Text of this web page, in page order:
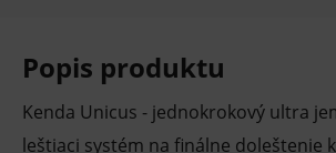
Popis produktu
Kenda Unicus - jednokrokový ultra
leštiaci systém na finálne doleštenie